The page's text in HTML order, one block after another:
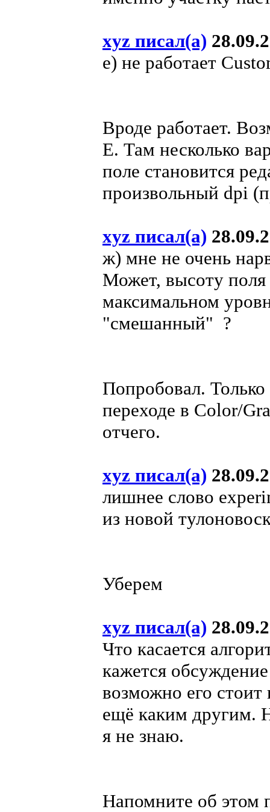
xyz писал(а)
е) не работает
Вроде работает.
E. Там несколько
поле становится
произвольный dpi
xyz писал(а)
ж) мне не очень
Может, высоту
максимальном
"смешанный" ?
Попробовал.
переходе в Color/
отчего.
xyz писал(а)
лишнее слово
из новой
Уберем
xyz писал(а)
Что касается
кажется
возможно его
ещё каким другим.
я не знаю.
Напомните об этом